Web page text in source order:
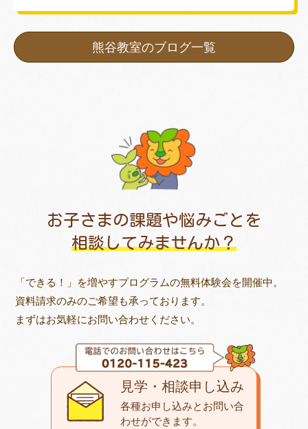
熊谷教室のブログ一覧
お子さまの課題や悩みごとを
相談してみませんか？
「できる！」を増やすプログラムの無料体験会を開催中。
資料請求のみのご希望も承っております。
まずはお気軽にお問い合わせください。
見学・相談申し込み
各種お申し込みとお問い合
わせができます。